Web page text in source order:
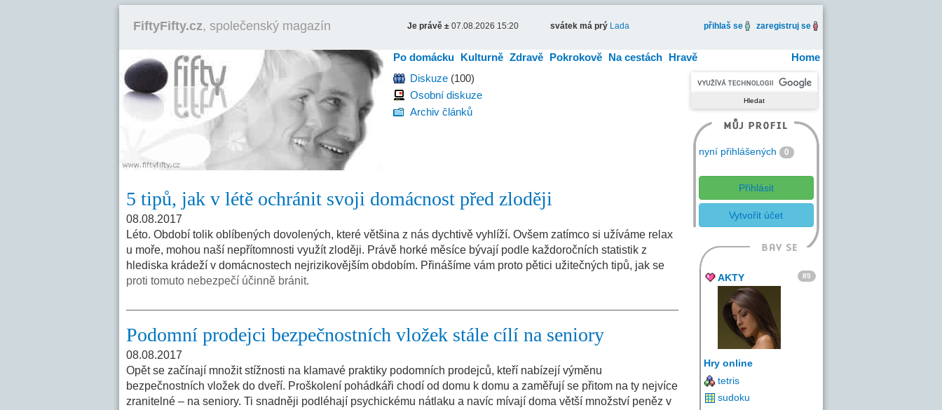
FiftyFifty.cz, společenský magazín Je právě ± 07.08.2026 15:20 svátek má prý Lada přihlaš se zaregistruj se
Home
Po domácku Kulturně Zdravě Pokrokově Na cestách Hravě
Diskuze (100)
Osobní diskuze
Archiv článků
5 tipů, jak v létě ochránit svoji domácnost před zloději
08.08.2017
Léto. Období tolik oblíbených dovolených, které většina z nás dychtivě vyhlíží. Ovšem zatímco si užíváme relax
u moře, mohou naší nepřítomnosti využít zloději. Právě horké měsíce bývají podle každoročních statistik z
hlediska krádeží v domácnostech nejrizikovějším obdobím. Přinášíme vám proto pětici užitečných tipů, jak se
proti tomuto nebezpečí účinně bránit.
Podomní prodejci bezpečnostních vložek stále cílí na seniory
08.08.2017
Opět se začínají množit stížnosti na klamavé praktiky podomních prodejců, kteří nabízejí výměnu
bezpečnostních vložek do dveří. Proškolení pohádkáři chodí od domu k domu a zaměřují se přitom na ty nejvíce
zranitelné – na seniory. Ti snadněji podléhají psychickému nátlaku a navíc mívají doma větší množství peněz v
nyní přihlášených 0
Přihlásit
Vytvořit účet
AKTY 85
Hry online
tetris
sudoku